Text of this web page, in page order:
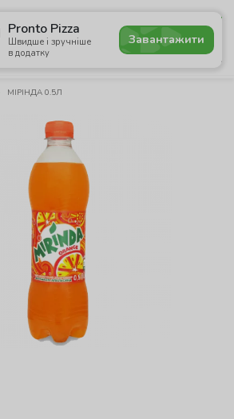
Pronto Pizza
Швидше і зручніше
в додатку
Завантажити
5.0
Суші Сети Бургери Комбо
МІРІНДА 0.5Л